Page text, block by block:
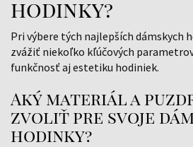
hodinky?
Pri výbere tých najlepších dámskych
zvážiť niekoľko kľúčových
funkčnosť aj estetiku hodiniek.
Aký materiál a
zvoliť pre svoje
hodinky?